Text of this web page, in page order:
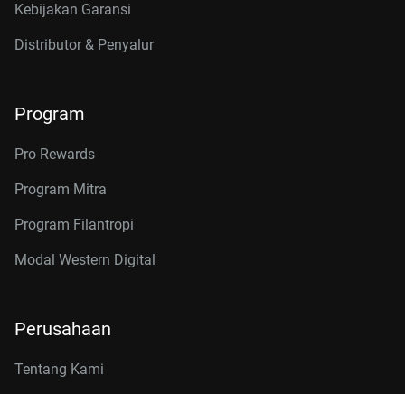
Kebijakan Garansi
Distributor & Penyalur
Program
Pro Rewards
Program Mitra
Program Filantropi
Modal Western Digital
Perusahaan
Tentang Kami